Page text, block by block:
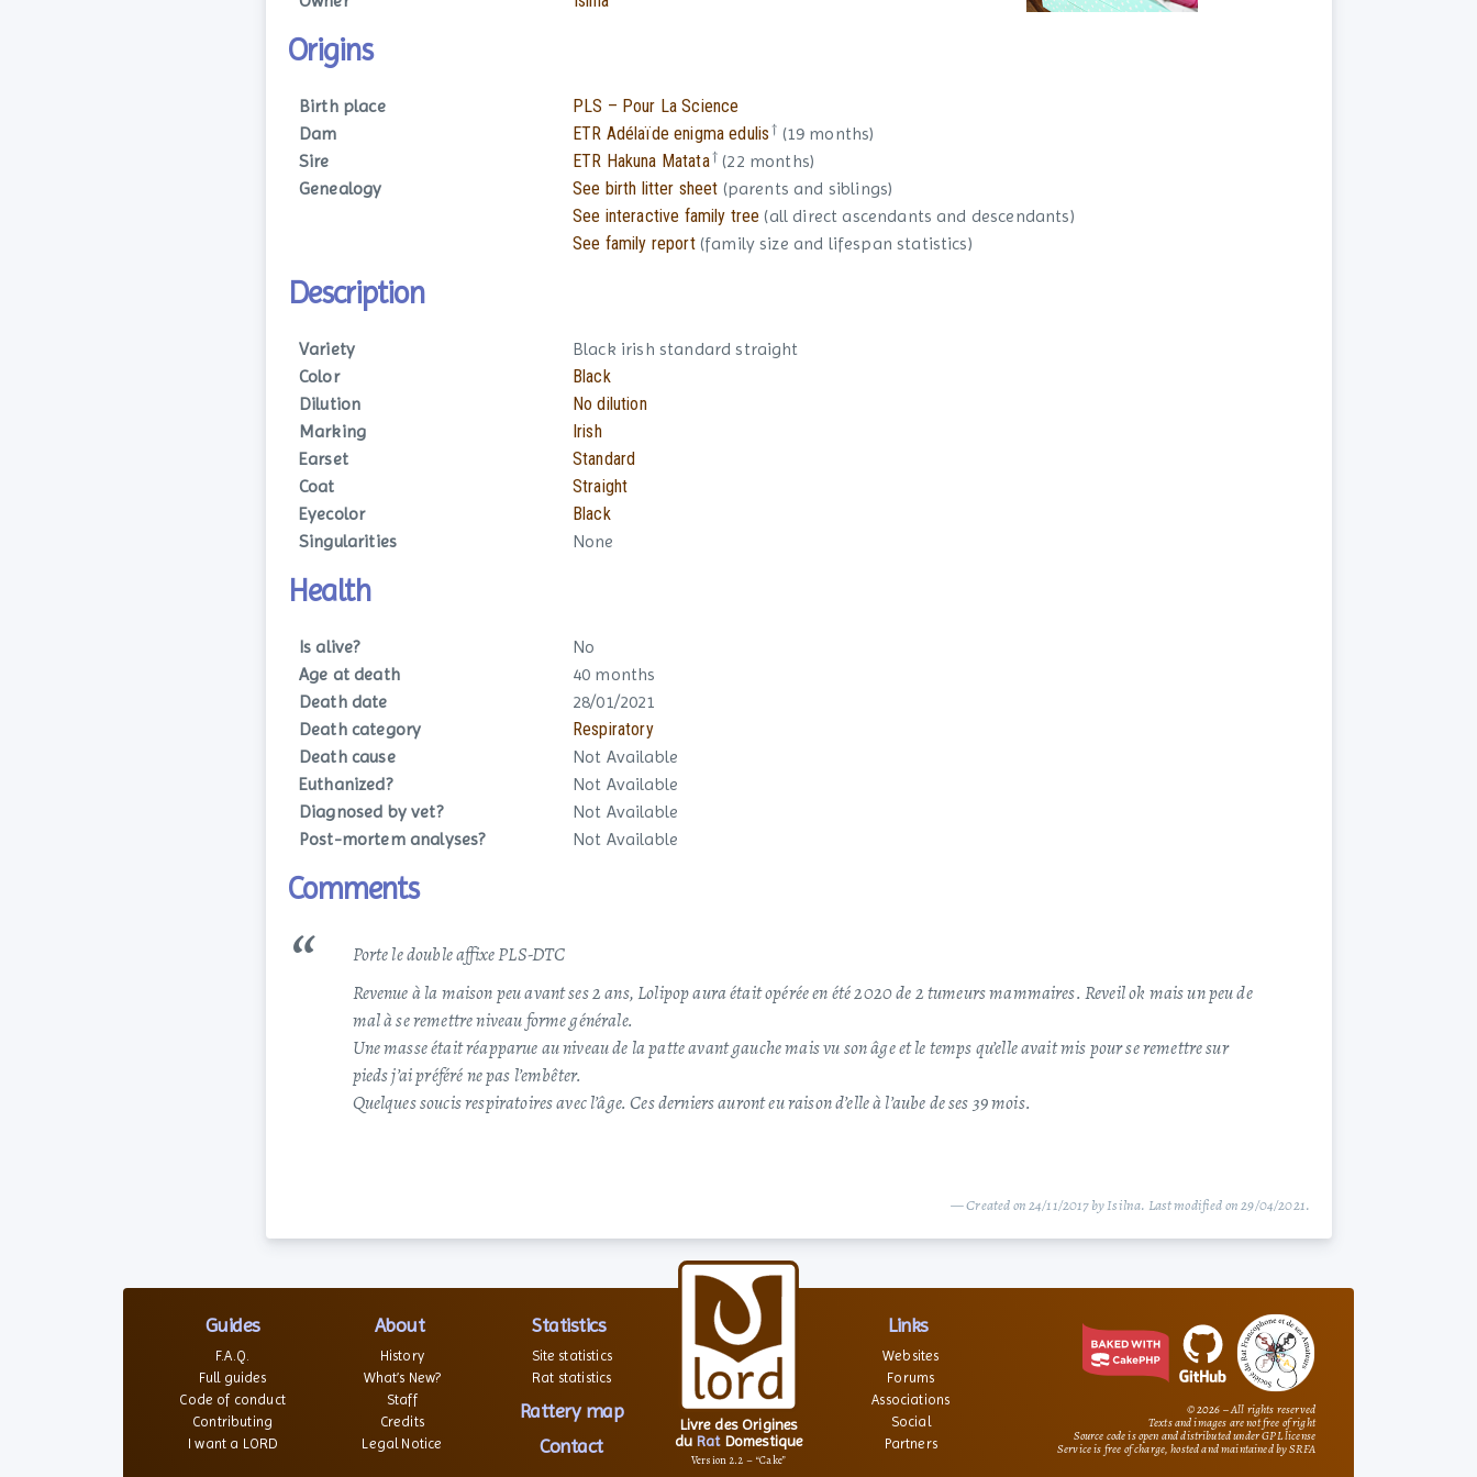
Origins
Birth place
PLS – Pour La Science
Dam
ETR Adélaïde enigma edulis † (19 months)
Sire
ETR Hakuna Matata† (22 months)
Genealogy
See birth litter sheet (parents and siblings)
See interactive family tree (all direct ascendants and descendants)
See family report(family size and lifespan statistics)
Description
Variety
Black irish standard straight
Color
Black
Dilution
No dilution
Marking
Irish
Earset
Standard
Coat
Straight
Eyecolor
Black
Singularities
None
Health
Is alive?
No
Age at death
40 months
Death date
28/01/2021
Death category
Respiratory
Death cause
Not Available
Euthanized?
Not Available
Diagnosed by vet?
Not Available
Post-mortem analyses?
Not Available
Comments
Porte le double affixe PLS-DTC
Revenue à la maison peu avant ses 2 ans, Lolipop aura était opérée en été 2020 de 2 tumeurs mammaires. Reveil ok mais un peu de
mal à se remettre niveau forme générale.
Une masse était réapparue au niveau de la patte avant gauche mais vu son âge et le temps qu’elle avait mis pour se remettre sur
pieds j’ai préféré ne pas l’embêter.
Quelques soucis respiratoires avec l’âge. Ces derniers auront eu raison d’elle à l’aube de ses 39 mois.
— Created on 24/11/2017 by Isilna. Last modified on 29/04/2021.
Guides
F.A.Q.
Full guides
Code of conduct
Contributing
I want a LORD
About
History
What’s New?
Staff
Credits
Legal Notice
Statistics
Site statistics
Rat statistics
Rattery map
Contact
Livre des Origines
duRatDomestique
Version 2.2 – “Cake”
Links
Websites
Forums
Associations
Social
Partners
© 2026 – All rights reserved
Texts and images are not free of right
Source code is open and distributed under GPL license
Service is free of charge, hosted and maintained by SRFA